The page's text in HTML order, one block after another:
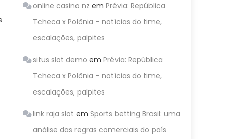
online casino nz emPrévia: República
Tcheca x Polônia – notícias do time,
escalações, palpites
situs slot demo emPrévia: República
Tcheca x Polônia – notícias do time,
escalações, palpites
link raja slot emSports betting Brasil: uma
análise das regras comerciais do país